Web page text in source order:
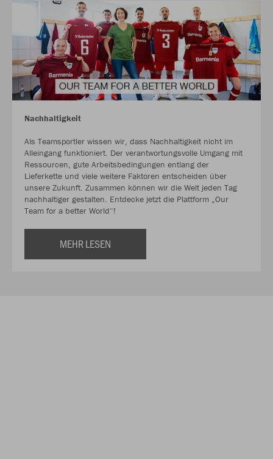
Nachhaltigkeit
Als Teamsportler wissen wir, dass Nachhaltigkeit nicht im
Alleingang funktioniert. Der verantwortungsvolle Umgang mit
Ressourcen, gute Arbeitsbedingungen entlang der
Lieferkette und viele weitere Faktoren entscheiden über
unsere Zukunft. Zusammen können wir die Welt jeden Tag
nachhaltiger gestalten. Entdecke jetzt die Plattform „Our
Team for a better World“!
MEHR LESEN